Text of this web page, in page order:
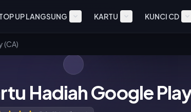
UP LANGSUNG KARTU KUNCI CD
(CA)
Hadiah Google